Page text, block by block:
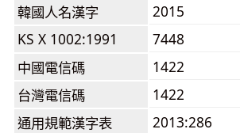
韓國人名漢字
2015
KS X 1002:1991
7448
中國電信碼
1422
台灣電信碼
1422
通用規範漢字表
2013:286